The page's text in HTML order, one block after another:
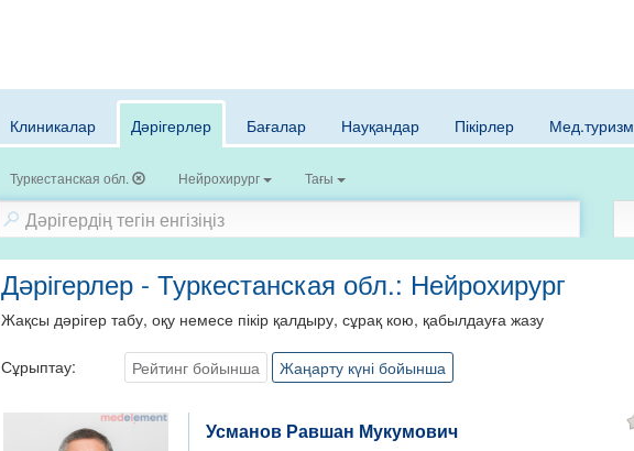
Клиникалар Дәрігерлер Бағалар Науқандар Пікірлер Мед.туризм
Туркестанская обл. Нейрохирург Тағы
Дәрігерлер - Туркестанская обл.: Нейрохирург
Жақсы дәрігер табу, оқу немесе пікір қалдыру, сұрақ кою, қабылдауға жазу
Сұрыптау: Рейтинг бойынша Жаңарту күні бойынша
Усманов Равшан Мукумович